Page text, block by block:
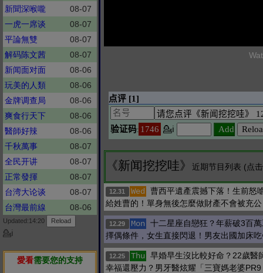
新聞深喉嚨
08-07
一虎一席谈
08-07
平論無雙
08-07
解码陈文茜
08-07
新闻面对面
08-06
玩美的人類
08-06
金牌调查局
08-06
爽食行天下
08-06
醫師好辣
08-06
千秋萬事
08-07
全民开讲
08-07
正常發揮
08-07
台湾大论谈
08-07
台灣最前線
08-06
Updated:14:20
💁ℹ
愛看需要您的支持
《新闻挖挖哇》 近期节目列表 (点
12.31 Wed
曹西平遺產震撼下落！生前怒
給姓曹的！單身無後怎麼做財產不會被充
12.29 Mon
十二星座自戀狂？年薪破3百
擇偶條件，女生直接閃退！男友出國加床
12.25 Thu
早婚早生沒比較好命？22歲醫
幸福還壓力？男牙醫炫耀「三寶媽老婆PR9